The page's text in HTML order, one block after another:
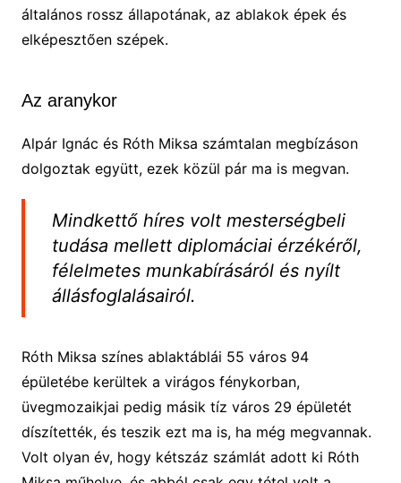
általános rossz állapotának, az ablakok épek és
elképesztően szépek.
Az aranykor
Alpár Ignác és Róth Miksa számtalan megbízáson
dolgoztak együtt, ezek közül pár ma is megvan.
Mindkettő híres volt mesterségbeli
tudása mellett diplomáciai érzékéről,
félelmetes munkabírásáról és nyílt
állásfoglalásairól.
Róth Miksa színes ablaktáblái 55 város 94
épületébe kerültek a virágos fénykorban,
üvegmozaikjai pedig másik tíz város 29 épületét
díszítették, és teszik ezt ma is, ha még megvannak.
Volt olyan év, hogy kétszáz számlát adott ki Róth